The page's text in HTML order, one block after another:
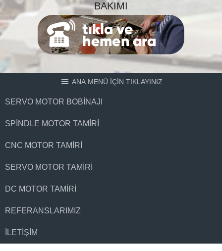
BAKIMI
ANA MENÜ İÇİN TIKLAYINIZ
SERVO MOTOR BOBINAJI
SPINDLE MOTOR TAMIRI
CNC MOTOR TAMIRI
SERVO MOTOR TAMIRI
DC MOTOR TAMIRI
REFERANSLARIMIZ
İLETIŞIM